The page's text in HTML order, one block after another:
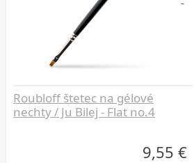
Roubloff štetec na gélové
nechty / Ju Bilej - Flat no.4
9,55 €